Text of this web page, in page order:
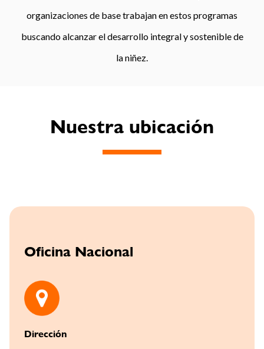
organizaciones de base trabajan en estos programas
buscando alcanzar el desarrollo integral y sostenible de
la niñez.
Nuestra ubicación
Oficina Nacional
Dirección